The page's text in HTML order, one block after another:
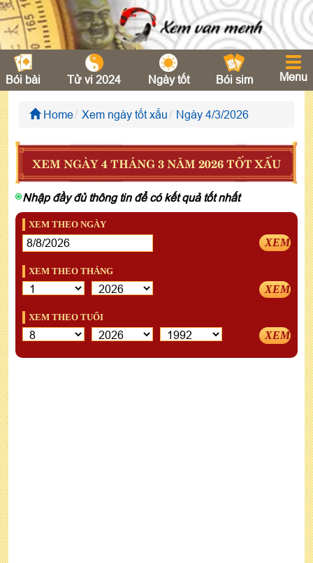
Bói bài Tử vi 2024 Ngày tốt Bói sim Menu
Home Xem ngày tốt xấu Ngày 4/3/2026
XEM NGÀY 4 THÁNG 3 NĂM 2026 TỐT XẤU
Nhập đầy đủ thông tin để có kết quả tốt nhất
XEM THEO NGÀY
XEM
XEM THEO THÁNG
XEM
XEM THEO TUỔI
XEM